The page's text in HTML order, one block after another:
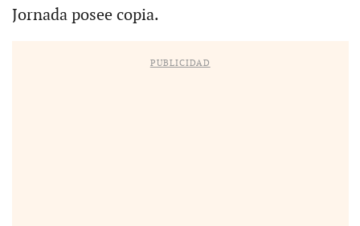
Jornada posee copia.
PUBLICIDAD